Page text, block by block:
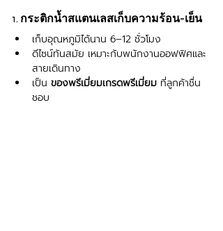
1. กระติกน้ำสแตนเลสเก็บความร้อน-เย็น
เก็บอุณหภูมิได้นาน 6–12 ชั่วโมง
ดีไซน์ทันสมัย เหมาะกับพนักงานออฟฟิศและ
สายเดินทาง
เป็น ของพรีเมี่ยมเกรดพรีเมี่ยม ที่ลูกค้าชื่น
ชอบ